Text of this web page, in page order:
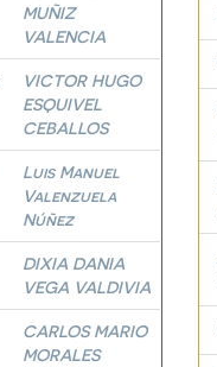
MUÑIZ
VALENCIA
VICTOR HUGO
ESQUIVEL
CEBALLOS
Luis Manuel
Valenzuela
Núñez
DIXIA DANIA
VEGA VALDIVIA
CARLOS MARIO
MORALES